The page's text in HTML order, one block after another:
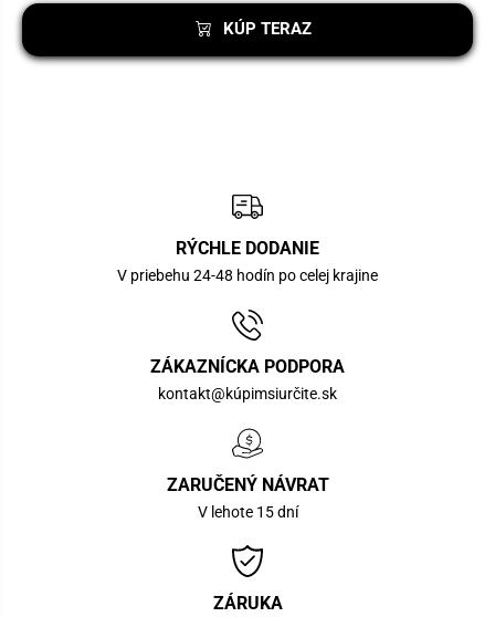
KÚP TERAZ
RÝCHLE DODANIE
V priebehu 24-48 hodín po celej krajine
ZÁKAZNÍCKA PODPORA
kontakt@kúpimsiurčite.sk
ZARUČENÝ NÁVRAT
V lehote 15 dní
ZÁRUKA